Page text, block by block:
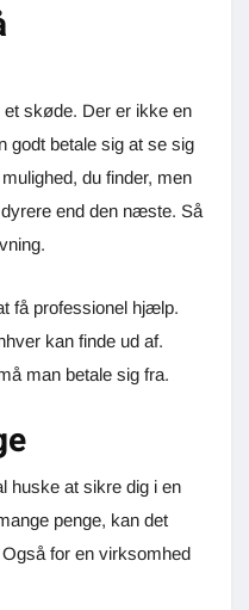
skøde. Der er ikke en
godt betale sig at se sig
du finder, men
end den næste. Så
få professionel hjælp.
kan finde ud af.
man betale sig fra.
huske at sikre dig i en
penge, kan det
for en virksomhed